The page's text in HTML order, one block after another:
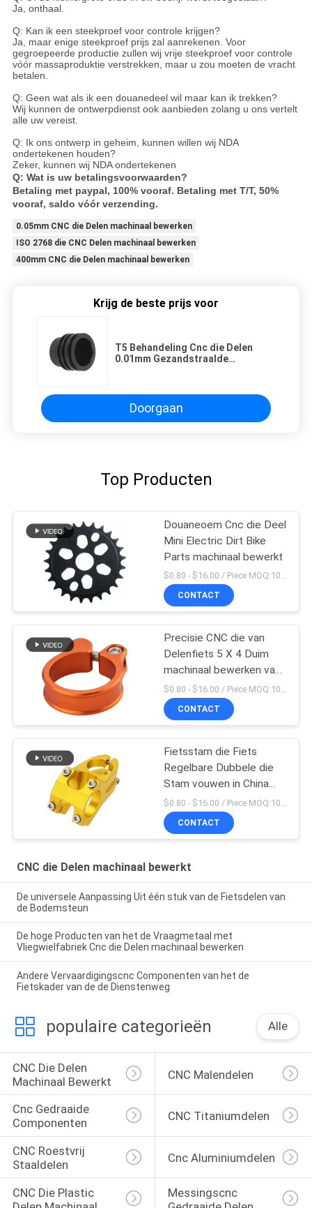
Ja, onthaal.
Q: Kan ik een steekproef voor controle krijgen?
Ja, maar enige steekproef prijs zal aanrekenen. Voor
gegroepeerde productie zullen wij vrije steekproef voor controle
vóór massaproduktie verstrekken, maar u zou moeten de vracht
betalen.
Q: Geen wat als ik een douanedeel wil maar kan ik trekken?
Wij kunnen de ontwerpdienst ook aanbieden zolang u ons vertelt
alle uw vereist.
Q: Ik ons ontwerp in geheim, kunnen willen wij NDA
ondertekenen houden?
Zeker, kunnen wij NDA ondertekenen
Q: Wat is uw betalingsvoorwaarden?
Betaling met paypal, 100% vooraf. Betaling met T/T, 50%
vooraf, saldo vóór verzending.
0.05mm CNC die Delen machinaal bewerken
ISO 2768 die CNC Delen machinaal bewerken
400mm CNC die Delen machinaal bewerken
Krijg de beste prijs voor
T5 Behandeling Cnc die Delen
0.01mm Gezandstraalde
Doorgaan
Top Producten
Douaneoem Cnc die Deel
Mini Electric Dirt Bike
Parts machinaal bewerkt
$0.80 - $16.00 / Piece MOQ:10 stukken
CONTACT
Precisie CNC die van
Delenfiets 5 X 4 Duim
machinaal bewerken van
Seatpost de Klem
$0.80 - $16.00 / Piece MOQ:10 stukken
CONTACT
Fietsstam die Fiets
Regelbare Dubbele die
Stam vouwen in China
wordt gemaakt
CONTACT
CNC die Delen machinaal bewerkt
De universele Aanpassing Uit één stuk van de Fietsdelen van
de Bodemsteun
De hoge Producten van het de Vraagmetaal met
Vliegwielfabriek Cnc die Delen machinaal bewerken
Andere Vervaardigingscnc Componenten van het de
Fietskader van de de Dienstenweg
populaire categorieën Alle
CNC Die Delen
Machinaal Bewerkt
CNC Malendelen
Cnc Gedraaide
Componenten
CNC Titaniumdelen
CNC Roestvrij
Staaldelen
Cnc Aluminiumdelen
CNC Die Plastic
Messingscnc